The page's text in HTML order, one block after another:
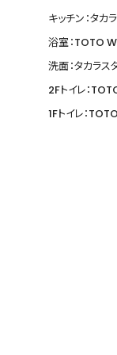
キッチン：タカ
浴室：TOTO
洗面：タカラス
2Fトイレ：
1Fトイレ：